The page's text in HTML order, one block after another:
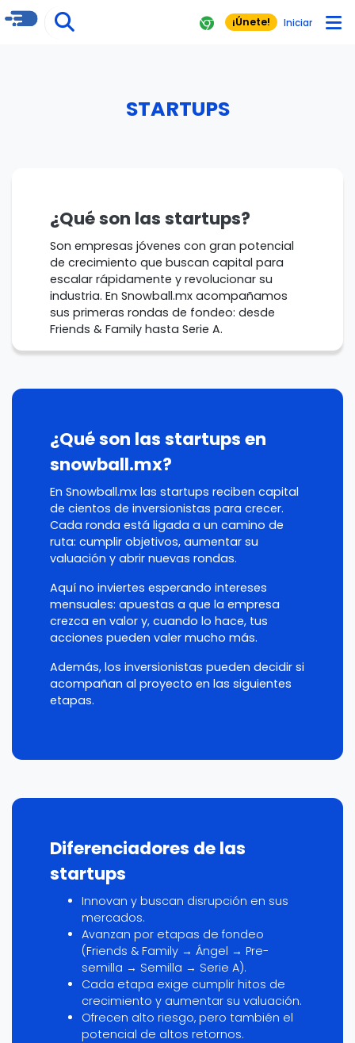
¡Únete! Iniciar
STARTUPS
¿Qué son las startups?
Son empresas jóvenes con gran potencial
de crecimiento que buscan capital para
escalar rápidamente y revolucionar su
industria. En Snowball.mx acompañamos
sus primeras rondas de fondeo: desde
Friends & Family hasta Serie A.
¿Qué son las startups en
snowball.mx?
En Snowball.mx las startups reciben capital
de cientos de inversionistas para crecer.
Cada ronda está ligada a un camino de
ruta: cumplir objetivos, aumentar su
valuación y abrir nuevas rondas.
Aquí no inviertes esperando intereses
mensuales: apuestas a que la empresa
crezca en valor y, cuando lo hace, tus
acciones pueden valer mucho más.
Además, los inversionistas pueden decidir si
acompañan al proyecto en las siguientes
etapas.
Diferenciadores de las
startups
Innovan y buscan disrupción en sus
mercados.
Avanzan por etapas de fondeo
(Friends & Family → Ángel → Pre-
semilla → Semilla → Serie A).
Cada etapa exige cumplir hitos de
crecimiento y aumentar su valuación.
Ofrecen alto riesgo, pero también el
potencial de altos retornos.